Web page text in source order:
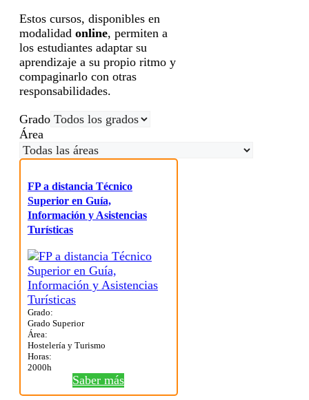
Estos cursos, disponibles en
modalidad online, permiten a
los estudiantes adaptar su
aprendizaje a su propio ritmo y
compaginarlo con otras
responsabilidades.
Grado
Área
FP a distancia Técnico
Superior en Guía,
Información y Asistencias
Turísticas
Grado:
Grado Superior
Área:
Hostelería y Turismo
Horas:
2000h
Saber más